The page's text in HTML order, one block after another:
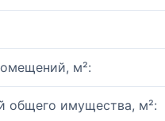
м²:
общего имущества, м²: